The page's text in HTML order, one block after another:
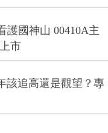
護國神山 00410A主
市
該追高還是觀望？專